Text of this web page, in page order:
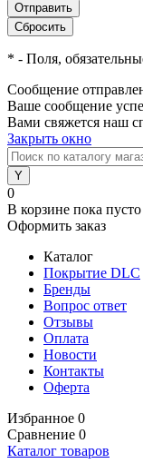
* - Поля,
Сообщение
Ваше сообщение
Вами свяжется наш
Закрыть окно
0
В корзине пока пусто
Оформить заказ
Каталог
Покрытие DLC
Бренды
Вопрос ответ
Отзывы
Оплата
Новости
Контакты
Оферта
Избранное 0
Сравнение 0
Каталог товаров